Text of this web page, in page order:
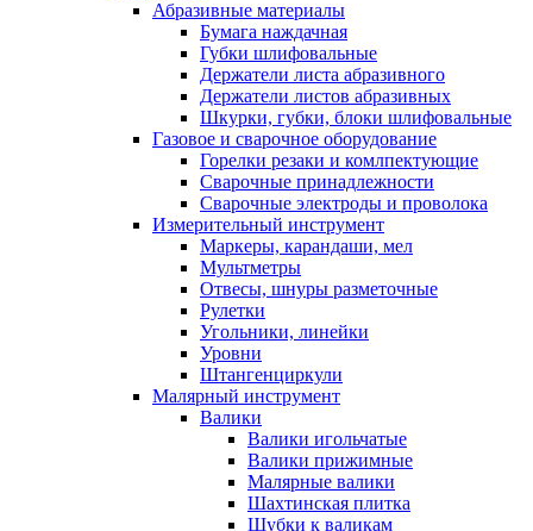
Абразивные материалы
Бумага наждачная
Губки шлифовальные
Держатели листа абразивного
Держатели листов абразивных
Шкурки, губки, блоки шлифовальные
Газовое и сварочное оборудование
Горелки резаки и комлпектующие
Сварочные принадлежности
Сварочные электроды и проволока
Измерительный инструмент
Маркеры, карандаши, мел
Мультметры
Отвесы, шнуры разметочные
Рулетки
Угольники, линейки
Уровни
Штангенциркули
Малярный инструмент
Валики
Валики игольчатые
Валики прижимные
Малярные валики
Шахтинская плитка
Шубки к валикам